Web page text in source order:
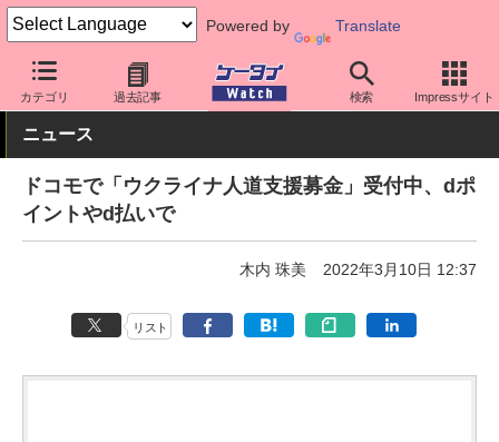
Powered by Translate
カテゴリ 過去記事 検索 Impressサイト
ケータイ Watch キャリア ドコモ
ニュース
ドコモで「ウクライナ人道支援募金」受付中、dポ
イントやd払いで
木内 珠美 2022年3月10日 12:37
リスト